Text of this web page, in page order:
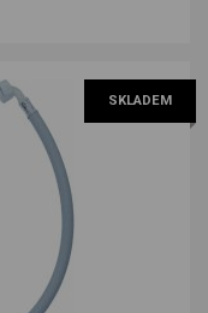
SKLADEM